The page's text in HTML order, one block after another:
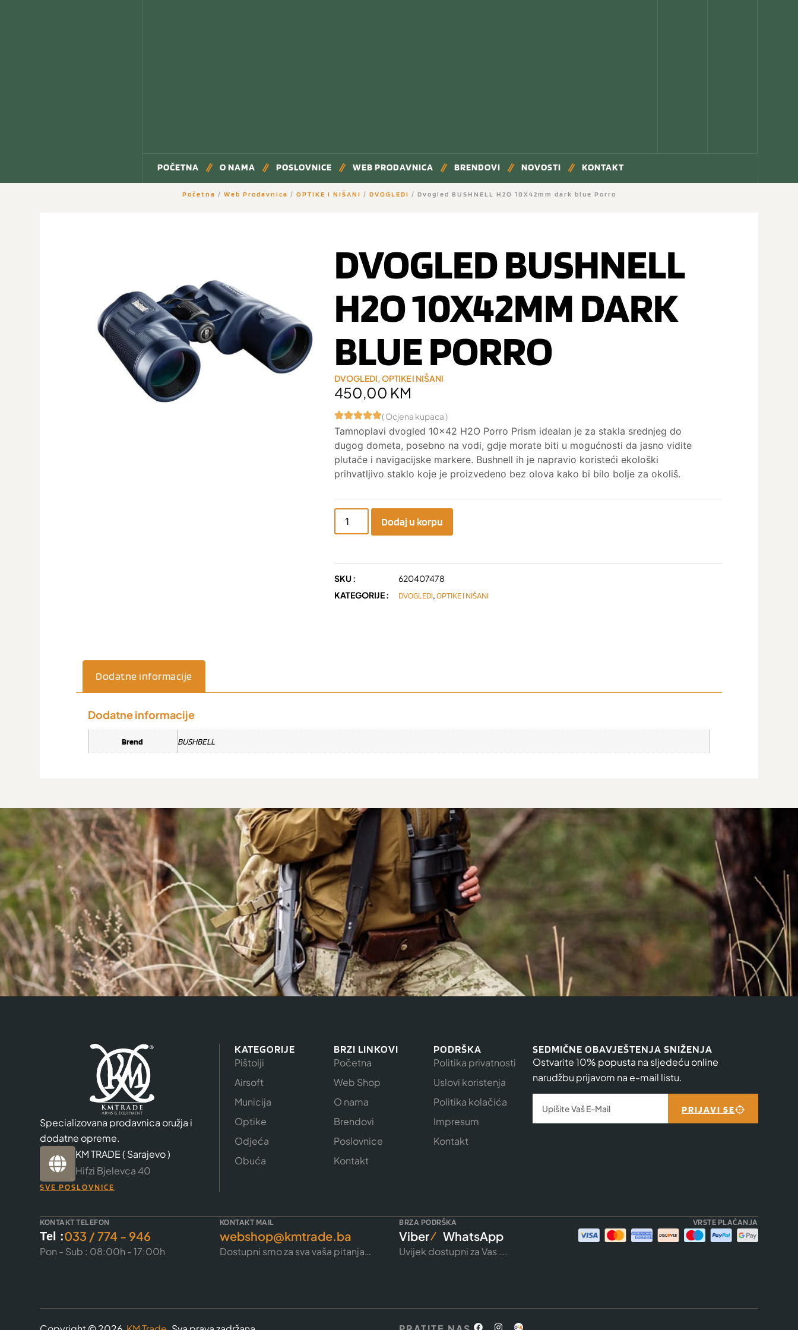
POČETNA O NAMA POSLOVNICE WEB PRODAVNICA BRENDOVI NOVOSTI KONTAKT
Početna / Web Prodavnica / OPTIKE I NIŠANI / DVOGLEDI / Dvogled BUSHNELL H2O 10X42mm dark blue Porro
DVOGLED BUSHNELL
H2O 10X42MM DARK
BLUE PORRO
DVOGLEDI,OPTIKE I NIŠANI
450,00 KM
( Ocjena kupaca )
Tamnoplavi dvogled 10×42 H2O Porro Prism idealan je za stakla srednjeg do
dugog dometa, posebno na vodi, gdje morate biti u mogućnosti da jasno vidite
plutače i navigacijske markere. Bushnell ih je napravio koristeći ekološki
prihvatljivo staklo koje je proizvedeno bez olova kako bi bilo bolje za okoliš.
Dodaj u korpu
SKU :
620407478
KATEGORIJE :
DVOGLEDI,OPTIKE I NIŠANI
Dodatne informacije
Dodatne informacije
Brend BUSHBELL
Specializovana prodavnica oružja i
dodatne opreme.
KM TRADE ( Sarajevo )
Hifzi Bjelevca 40
SVE POSLOVNICE
KATEGORIJE
Pištolji
Airsoft
Municija
Optike
Odjeća
Obuća
BRZI LINKOVI
Početna
Web Shop
O nama
Brendovi
Poslovnice
Kontakt
PODRŠKA
Politika privatnosti
Uslovi koristenja
Politika kolačića
Impresum
Kontakt
SEDMIČNE OBAVJEŠTENJA SNIŽENJA
Ostvarite 10% popusta na sljedeću online
narudžbu prijavom na e-mail listu.
PRIJAVI SE
KONTAKT TELEFON
Tel :033 / 774 - 946
Pon - Sub : 08:00h - 17:00h
KONTAKT MAIL
webshop@kmtrade.ba
Dostupni smo za sva vaša pitanja…
BRZA PODRŠKA
Viber WhatsApp
Uvijek dostupni za Vas ...
VRSTE PLAĆANJA